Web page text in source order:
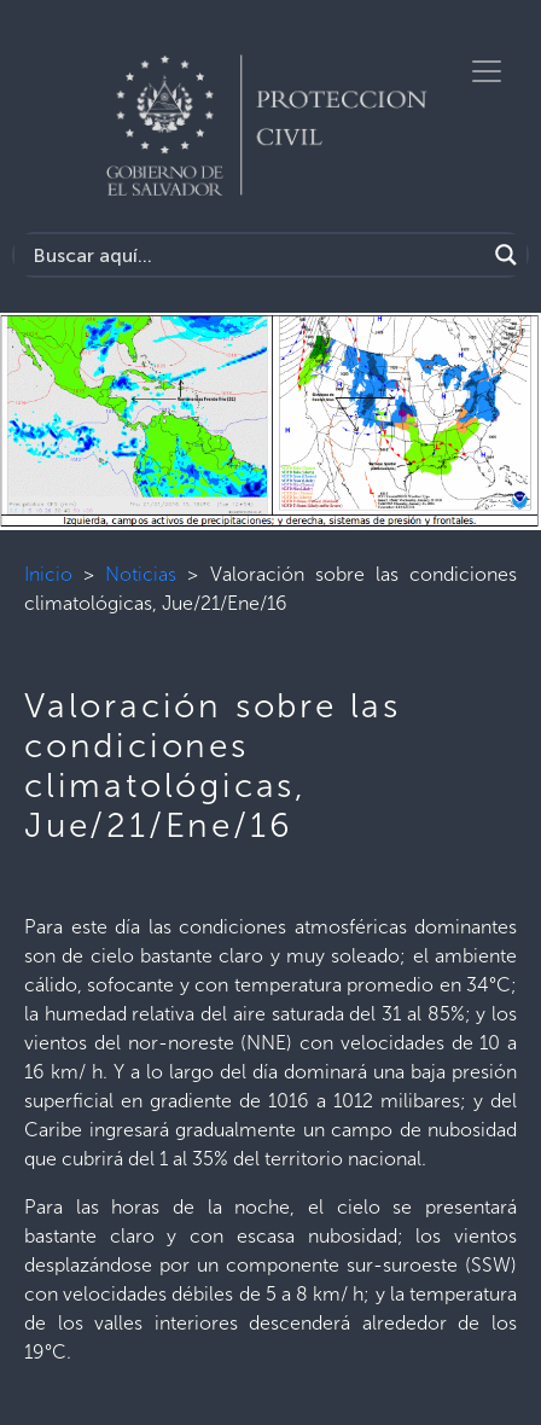
Inicio > Noticias > Valoración sobre las condiciones
climatológicas, Jue/21/Ene/16
Valoración sobre las
condiciones
climatológicas,
Jue/21/Ene/16
Para este día las condiciones atmosféricas dominantes
son de cielo bastante claro y muy soleado; el ambiente
cálido, sofocante y con temperatura promedio en 34°C;
la humedad relativa del aire saturada del 31 al 85%; y los
vientos del nor-noreste (NNE) con velocidades de 10 a
16 km/ h. Y a lo largo del día dominará una baja presión
superficial en gradiente de 1016 a 1012 milibares; y del
Caribe ingresará gradualmente un campo de nubosidad
que cubrirá del 1 al 35% del territorio nacional.
Para las horas de la noche, el cielo se presentará
bastante claro y con escasa nubosidad; los vientos
desplazándose por un componente sur-suroeste (SSW)
con velocidades débiles de 5 a 8 km/ h; y la temperatura
de los valles interiores descenderá alrededor de los
19°C.